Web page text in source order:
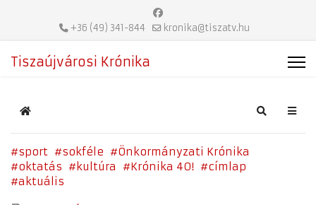
+36 (49) 341-844 kronika@tiszatv.hu
Tiszaújvárosi Krónika
Home Search
sport sokféle
Önkormányzati Krónika
oktatás
kultúra Krónika 40!
címlap
aktuális